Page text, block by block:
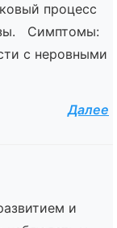
процесс
Симптомы:
с неровными
Далее
и